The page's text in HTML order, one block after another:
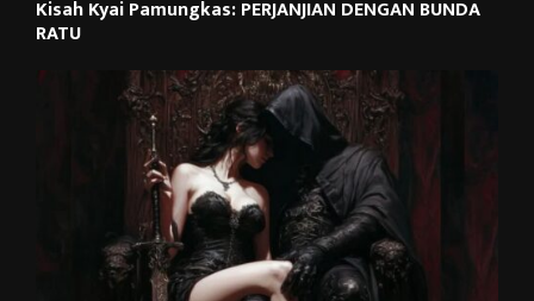
Kisah Kyai Pamungkas: PERJANJIAN DENGAN BUNDA
RATU